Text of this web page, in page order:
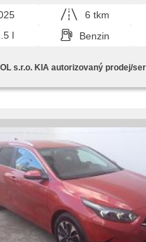
zadní, Fahrkamera,
Lenkrad einstellbar,
beheizte Lenkrad,
Bluetooth, El.
mit
isofix, beheizte Sitze,
6 tkm
l
Benzin
s.r.o. KIA autorizovaný prodej/